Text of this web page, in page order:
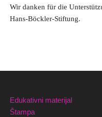
Wir danken für die
Hans-Böckler-Stiftung.
Edukativni materijal
Štampa